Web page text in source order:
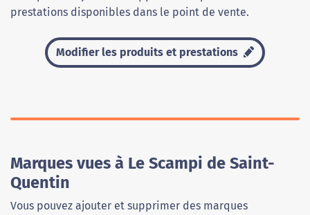
prestations disponibles dans le point de vente.
Modifier les produits et prestations
Marques vues à Le Scampi de Saint-
Quentin
Vous pouvez ajouter et supprimer des marques